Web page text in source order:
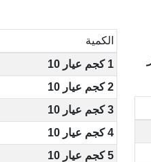
الكمية
1 كجم عيار 10
2 كجم عيار 10
3 كجم عيار 10
4 كجم عيار 10
5 كجم عيار 10